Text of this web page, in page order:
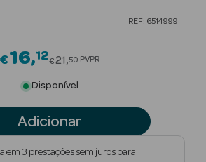
REF: 6514999
€16 12Price reduced from
€21 50 PVPR
Disponível
Adicionar
em 3 prestações sem juros para